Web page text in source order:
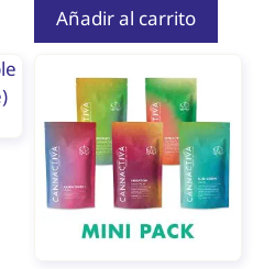
Añadir al carrito